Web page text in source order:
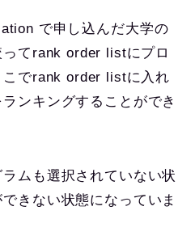
で申し込んだ大学の
てrank order listにプロ
こでrank order listに入れ
ンキングすることができ
ムも選択されていない状
きない状態になっていま